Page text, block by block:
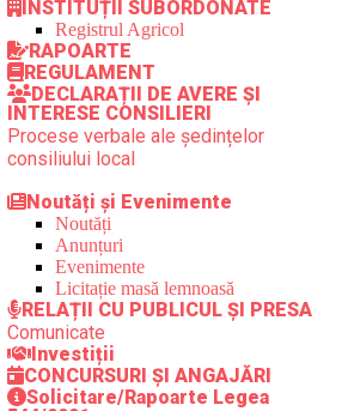
INSTITUȚII SUBORDONATE
Registrul Agricol
RAPOARTE
REGULAMENT
DECLARAȚII DE AVERE ȘI
INTERESE CONSILIERI
Procese verbale ale ședințelor
consiliului local
Noutăți și Evenimente
Noutăți
Anunțuri
Evenimente
Licitație masă lemnoasă
RELAȚII CU PUBLICUL ȘI PRESA
Comunicate
Investiții
CONCURSURI ȘI ANGAJĂRI
Solicitare/Rapoarte Legea